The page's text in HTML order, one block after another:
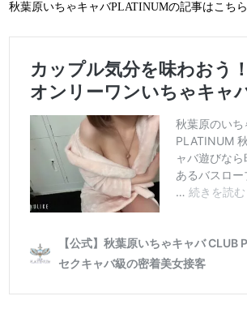
秋葉原いちゃキャバPLATINUMの記事はこちら